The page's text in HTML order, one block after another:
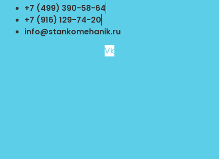
Перейти
содержимому
+7 (499) 390-58-64
+7 (916) 129-74-20
info@stankomehanik.ru
Vk